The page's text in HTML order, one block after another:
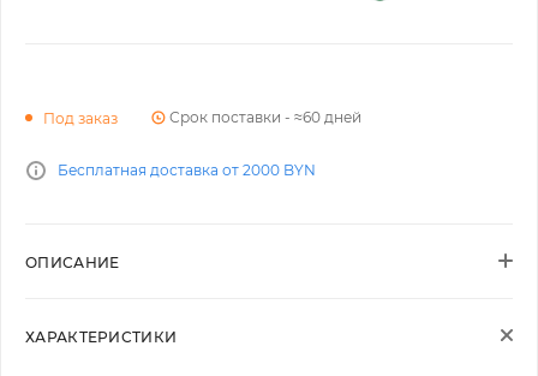
Под заказ Срок поставки - ≈60 дней
Бесплатная доставка от 2000 BYN
ОПИСАНИЕ
ХАРАКТЕРИСТИКИ